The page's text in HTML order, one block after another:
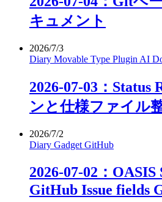
キュメント
2026/7/3
Diary Movable Type Plugin AI
2026-07-03：Status
ンと仕様ファイル
2026/7/2
Diary Gadget GitHub
2026-07-02：
GitHub Issue fields